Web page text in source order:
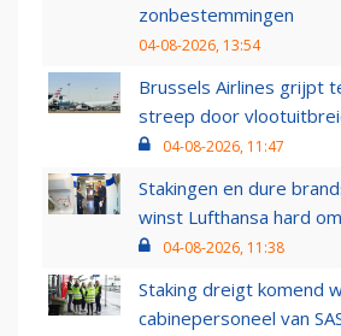
zonbestemmingen
04-08-2026, 13:54
Brussels Airlines grijpt
streep door
04-08-2026, 11:47
Stakingen en dure
winst Lufthansa hard
04-08-2026, 11:38
Staking dreigt komend
cabinepersoneel van